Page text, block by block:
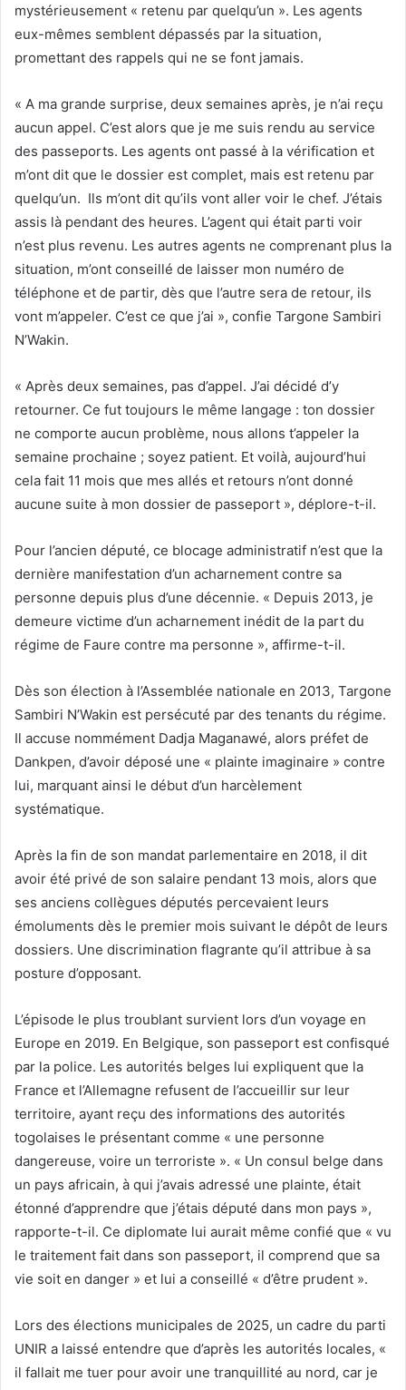
mystérieusement « retenu par quelqu’un ». Les agents
eux-mêmes semblent dépassés par la situation,
promettant des rappels qui ne se font jamais.
« A ma grande surprise, deux semaines après, je n’ai reçu
aucun appel. C’est alors que je me suis rendu au service
des passeports. Les agents ont passé à la vérification et
m’ont dit que le dossier est complet, mais est retenu par
quelqu’un. Ils m’ont dit qu’ils vont aller voir le chef. J’étais
assis là pendant des heures. L’agent qui était parti voir
n’est plus revenu. Les autres agents ne comprenant plus la
situation, m’ont conseillé de laisser mon numéro de
téléphone et de partir, dès que l’autre sera de retour, ils
vont m’appeler. C’est ce que j’ai », confie Targone Sambiri
N’Wakin.
« Après deux semaines, pas d’appel. J’ai décidé d’y
retourner. Ce fut toujours le même langage : ton dossier
ne comporte aucun problème, nous allons t’appeler la
semaine prochaine ; soyez patient. Et voilà, aujourd’hui
cela fait 11 mois que mes allés et retours n’ont donné
aucune suite à mon dossier de passeport », déplore-t-il.
Pour l’ancien député, ce blocage administratif n’est que la
dernière manifestation d’un acharnement contre sa
personne depuis plus d’une décennie. « Depuis 2013, je
demeure victime d’un acharnement inédit de la part du
régime de Faure contre ma personne », affirme-t-il.
Dès son élection à l’Assemblée nationale en 2013, Targone
Sambiri N’Wakin est persécuté par des tenants du régime.
Il accuse nommément Dadja Maganawé, alors préfet de
Dankpen, d’avoir déposé une « plainte imaginaire » contre
lui, marquant ainsi le début d’un harcèlement
systématique.
Après la fin de son mandat parlementaire en 2018, il dit
avoir été privé de son salaire pendant 13 mois, alors que
ses anciens collègues députés percevaient leurs
émoluments dès le premier mois suivant le dépôt de leurs
dossiers. Une discrimination flagrante qu’il attribue à sa
posture d’opposant.
L’épisode le plus troublant survient lors d’un voyage en
Europe en 2019. En Belgique, son passeport est confisqué
par la police. Les autorités belges lui expliquent que la
France et l’Allemagne refusent de l’accueillir sur leur
territoire, ayant reçu des informations des autorités
togolaises le présentant comme « une personne
dangereuse, voire un terroriste ». « Un consul belge dans
un pays africain, à qui j’avais adressé une plainte, était
étonné d’apprendre que j’étais député dans mon pays »,
rapporte-t-il. Ce diplomate lui aurait même confié que « vu
le traitement fait dans son passeport, il comprend que sa
vie soit en danger » et lui a conseillé « d’être prudent ».
Lors des élections municipales de 2025, un cadre du parti
UNIR a laissé entendre que d’après les autorités locales, «
il fallait me tuer pour avoir une tranquillité au nord, car je